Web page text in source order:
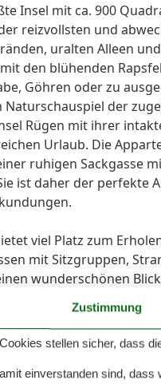
Insel mit ca. 900
reizvollsten und
uralten Alleen
den blühenden
Göhren oder zu
der
Rügen mit ihrer
Urlaub. Die
ruhigen Sackgasse
ist daher der perfekte
viel Platz zum
mit Sitzgruppen,
wunderschönen
für unsere kleinen
ausgestattet.
Volleyball oder Fußball.
kostenfrei. Für alle
Zustimmung
stellen sicher, dass
einverstanden sind,